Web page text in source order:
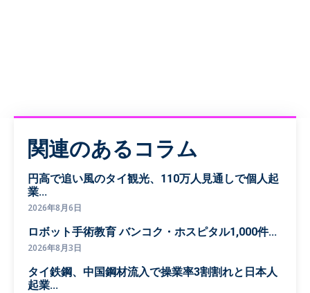
関連のあるコラム
円高で追い風のタイ観光、110万人見通しで個人起
業...
2026年8月6日
ロボット手術教育 バンコク・ホスピタル1,000件...
2026年8月3日
タイ鉄鋼、中国鋼材流入で操業率3割割れと日本人
起業...